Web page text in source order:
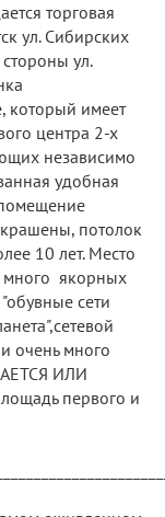
торговая
ул. Сибирских
ул.
который имеет
центра 2-х
независимо
удобная
потолок
10 лет. Место
много якорных
сети
очень много
ИЛИ
первого и